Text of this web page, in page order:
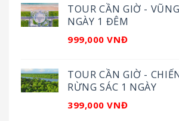
TOUR CẦN GIỜ -
NGÀY 1 ĐÊM
999,000 VNĐ
TOUR CẦN GIỜ -
RỪNG SÁC 1 NGÀY
399,000 VNĐ